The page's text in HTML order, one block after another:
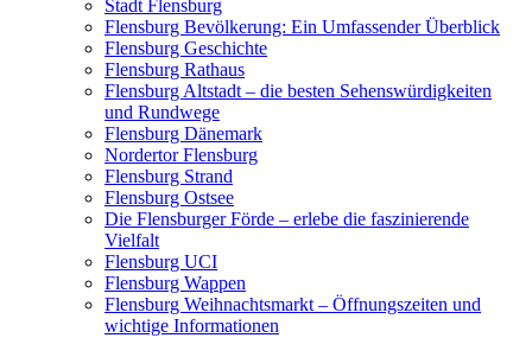
Stadt Flensburg
Flensburg Bevölkerung: Ein Umfassender Überblick
Flensburg Geschichte
Flensburg Rathaus
Flensburg Altstadt – die besten Sehenswürdigkeiten
und Rundwege
Flensburg Dänemark
Nordertor Flensburg
Flensburg Strand
Flensburg Ostsee
Die Flensburger Förde – erlebe die faszinierende
Vielfalt
Flensburg UCI
Flensburg Wappen
Flensburg Weihnachtsmarkt – Öffnungszeiten und
wichtige Informationen